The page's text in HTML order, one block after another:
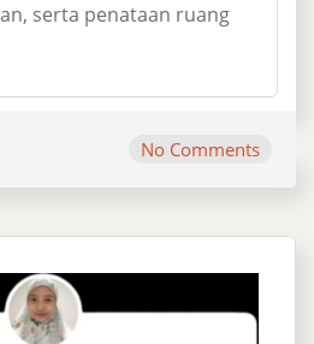
serta penataan ruang
No Comments